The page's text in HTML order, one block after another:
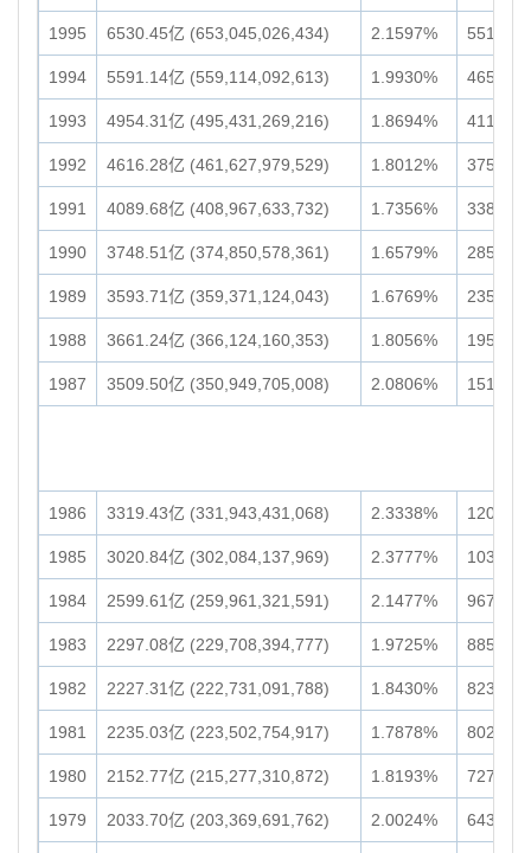
1995 6530.45亿 (653,045,026,434) 2.1597%
1994 5591.14亿 (559,114,092,613) 1.9930%
1993 4954.31亿 (495,431,269,216) 1.8694%
1992 4616.28亿 (461,627,979,529) 1.8012%
1991 4089.68亿 (408,967,633,732) 1.7356%
1990 3748.51亿 (374,850,578,361) 1.6579%
1989 3593.71亿 (359,371,124,043) 1.6769%
1988 3661.24亿 (366,124,160,353) 1.8056%
1987 3509.50亿 (350,949,705,008) 2.0806%
1986 3319.43亿 (331,943,431,068) 2.3338%
1985 3020.84亿 (302,084,137,969) 2.3777%
1984 2599.61亿 (259,961,321,591) 2.1477% 967.81
1983 2297.08亿 (229,708,394,777) 1.9725% 885.01
1982 2227.31亿 (222,731,091,788) 1.8430% 823.31
1981 2235.03亿 (223,502,754,917) 1.7878% 802.72
1980 2152.77亿 (215,277,310,872) 1.8193% 727.01
1979 2033.70亿 (203,369,691,762) 2.0024% 643.28